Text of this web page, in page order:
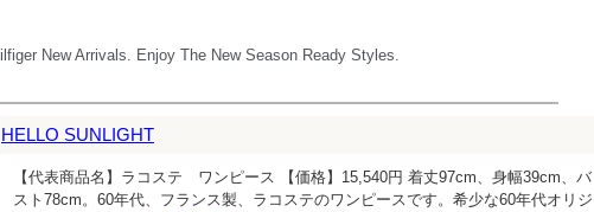
HELLO SUNLIGHT
【代表商品名】ラコステ ワンピース 【価格】15,540円 着丈97cm、身幅39cm、バ
スト78cm。60年代、フランス製、ラコステのワンピースです。希少な60年代オリジ